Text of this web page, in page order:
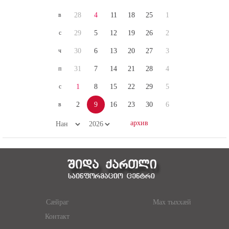
в
с
ч
п
с
в
28
29
30
31
1
2
4
5
6
7
8
9
11
12
13
14
15
16
18
19
20
21
22
23
25
26
27
28
29
30
1
2
3
4
5
6
Сæйраг
Мах тыххæй
Контакт